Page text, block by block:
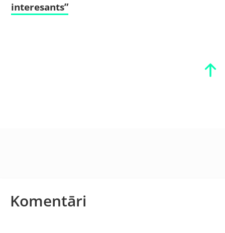
interesants”
Komentāri